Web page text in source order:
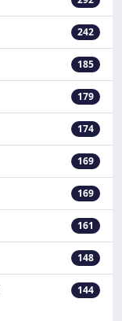
242
185
179
174
169
169
161
148
144